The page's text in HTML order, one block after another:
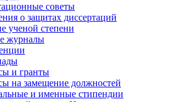
советы
о защитах диссертаций
ученой степени
журналы
и гранты
на замещение должностей
и именные стипендии